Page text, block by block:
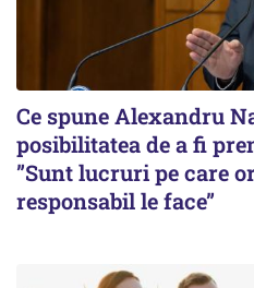
Ce spune Alexandru
posibilitatea de a fi
”Sunt lucruri pe care
responsabil le face”